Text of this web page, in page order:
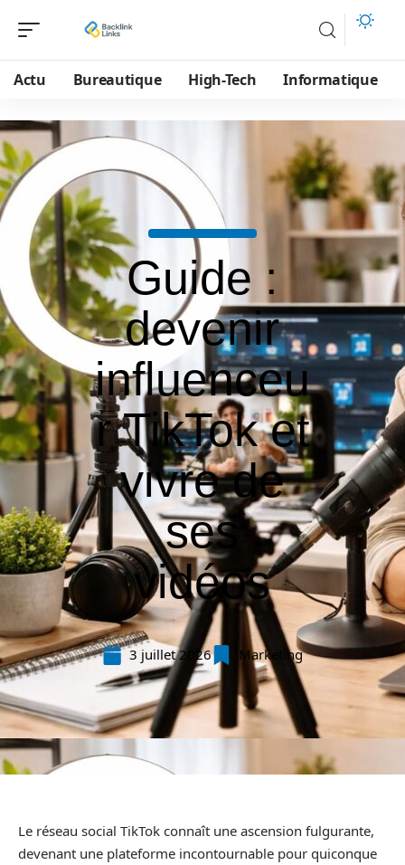
Actu Bureautique High-Tech Informatique
Guide :
devenir
influenceu
r TikTok et
vivre de
ses
vidéos
3 juillet 2026 Marketing
Le réseau social TikTok connaît une ascension fulgurante,
devenant une plateforme incontournable pour quiconque